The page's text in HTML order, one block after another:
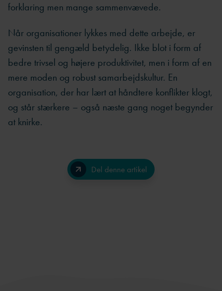
forklaring men mange sammenvævede.
Når organisationer lykkes med dette arbejde, er
gevinsten til gengæld betydelig. Ikke blot i form af
bedre trivsel og højere produktivitet, men i form af en
mere moden og robust samarbejdskultur. En
organisation, der har lært at håndtere konflikter klogt,
og står stærkere – også næste gang noget begynder
at knirke.
Del denne artikel